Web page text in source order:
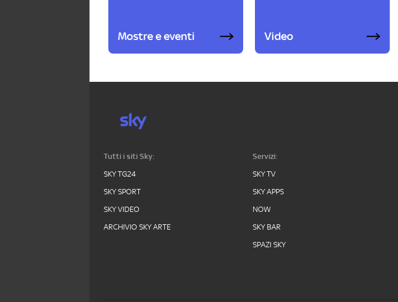
Mostre e eventi Video
Tutti i siti Sky:
SKY TG24
SKY SPORT
SKY VIDEO
ARCHIVIO SKY ARTE
Servizi:
SKY TV
SKY APPS
NOW
SKY BAR
SPAZI SKY